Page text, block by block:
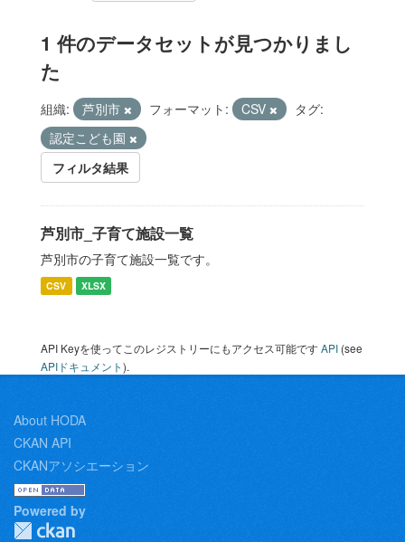
1 件のデータセットが見つかりまし
た
組織: 芦別市 フォーマット: CSV
タグ:
認定こども園
フィルタ結果
芦別市_子育て施設一覧
芦別市の子育て施設一覧です。
CSV XLSX
API Keyを使ってこのレジストリーにもアクセス可能ですAPI (see
APIドキュメント).
About HODA
CKAN API
CKANアソシエーション
Powered by